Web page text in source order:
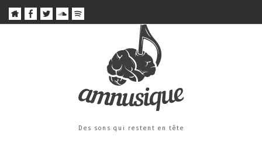
Des sons qui restent en tête